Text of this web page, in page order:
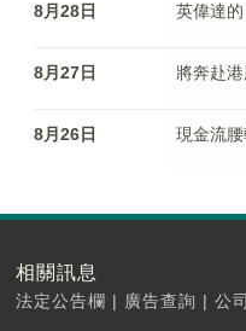
8月28日 英偉達
8月27日 將奔赴
8月26日 現金流
相關訊息
法定公告欄 | 廣告查詢 | 公